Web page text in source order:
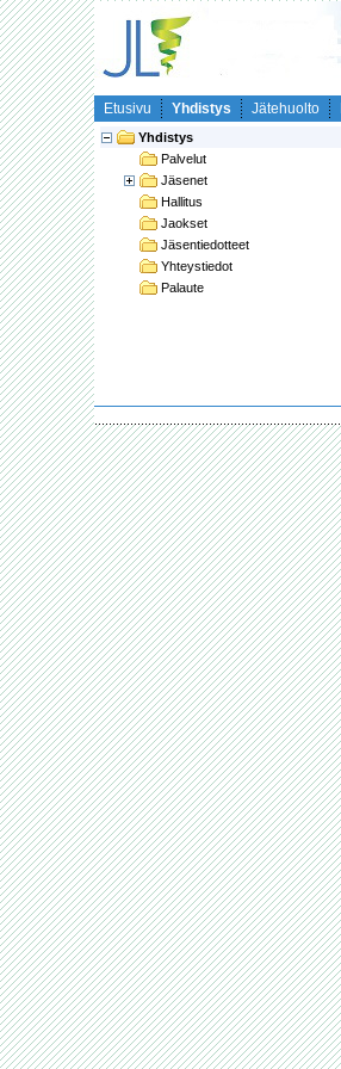
Etusivu Yhdistys Jätehuolto
Yhdistys
Palvelut
Jäsenet
Hallitus
Jaokset
Jäsentiedotteet
Yhteystiedot
Palaute